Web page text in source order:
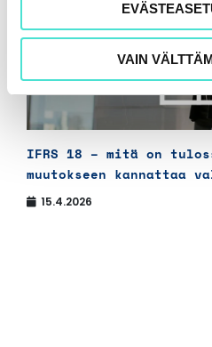
VAIN
IFRS 18 – mitä on
muutokseen kannattaa
15.4.2026